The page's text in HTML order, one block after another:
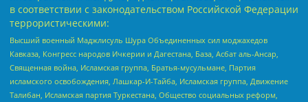
в соответствии с законодательством Российской Федерации
террористическими:
Высший военный Маджлисуль Шура Объединенных сил моджахедов
Кавказа, Конгресс народов Ичкерии и Дагестана, База, Асбат аль-Ансар,
Священная война, Исламская группа, Братья-мусульмане, Партия
исламского освобождения, Лашкар-И-Тайба, Исламская группа, Движение
Талибан, Исламская партия Туркестана, Общество социальных реформ,